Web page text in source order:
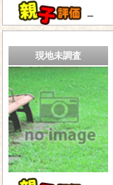
－
現地未調査